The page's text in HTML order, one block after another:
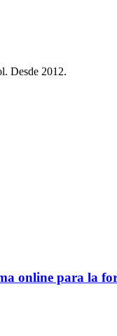
Desde 2012.
online para la